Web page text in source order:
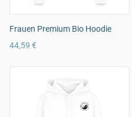
Frauen Premium Bio Hoodie
44,59 €